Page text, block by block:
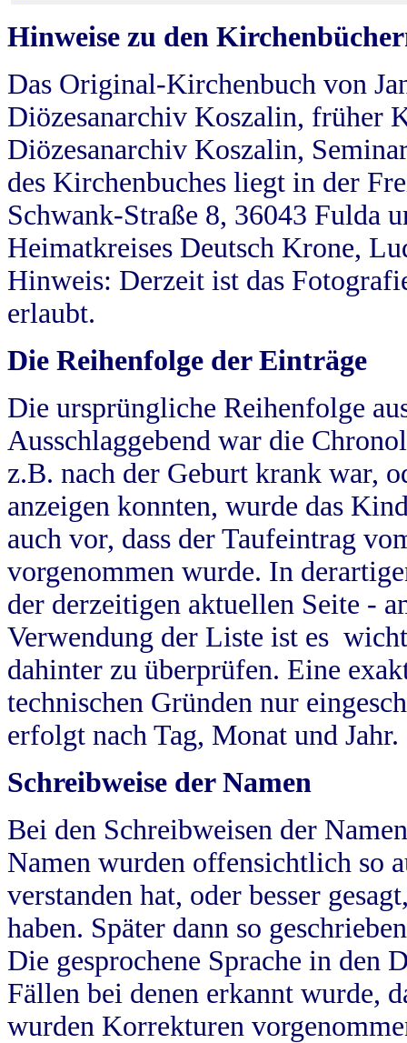
Hinweise zu den
Das Original-Kirchenbuch von
Diözesanarchiv Koszalin, früher
Diözesanarchiv Koszalin,
des Kirchenbuches liegt in der
Schwank-Straße 8, 36043 Fulda
Heimatkreises Deutsch Krone,
Hinweis: Derzeit ist das
erlaubt.
Die Reihenfolge der Einträge
Die ursprüngliche Reihenfolge
Ausschlaggebend war die
z.B. nach der Geburt krank war,
anzeigen konnten, wurde das
auch vor, dass der Taufeintrag
vorgenommen wurde. In
der derzeitigen aktuellen Seite -
Verwendung der Liste ist es
dahinter zu überprüfen. Eine
technischen Gründen nur
erfolgt nach Tag, Monat und Jahr.
Schreibweise der Namen
Bei den Schreibweisen der
Namen wurden offensichtlich so
verstanden hat, oder besser
haben. Später dann so
Die gesprochene Sprache in
Fällen bei denen erkannt wurde,
wurden Korrekturen